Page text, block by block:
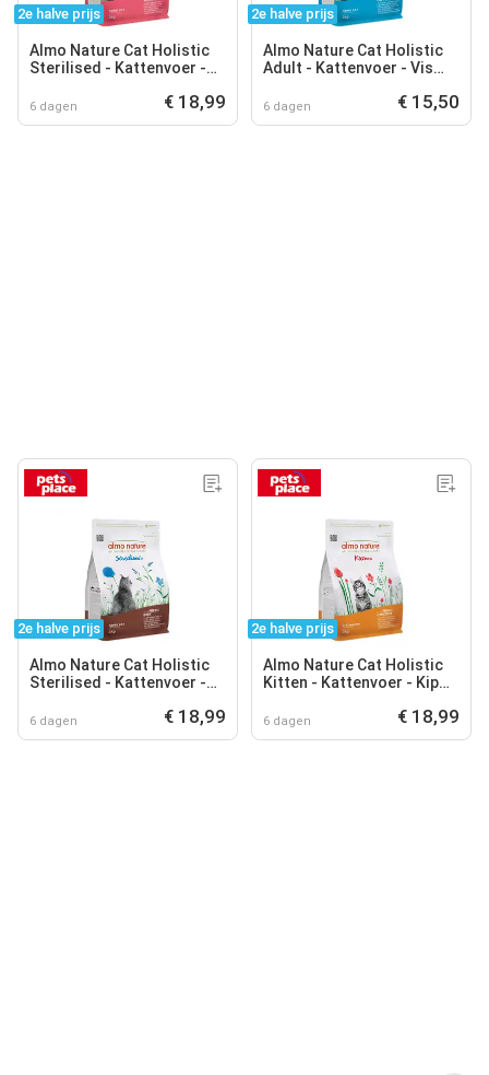
2e halve prijs
Almo Nature Cat Holistic
Sterilised - Kattenvoer -
6 dagen € 18,99
2e halve prijs
Almo Nature Cat Holistic
Adult - Kattenvoer - Vis
6 dagen € 15,50
2e halve prijs
Almo Nature Cat Holistic
Sterilised - Kattenvoer -
6 dagen € 18,99
2e halve prijs
Almo Nature Cat Holistic
Kitten - Kattenvoer - Kip
6 dagen € 18,99